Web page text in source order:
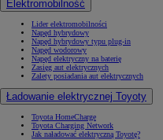
Elektromobilność
Lider elektromobilności
Napęd hybrydowy
Napęd hybrydowy typu plug-in
Napęd wodorowy
Napęd elektryczny na baterię
Zasięg aut elektrycznych
Zalety posiadania aut elektrycznych
Ładowanie elektrycznej Toyoty
Toyota HomeCharge
Toyota Charging Network
Jak naładować elektryczną Toyotę?